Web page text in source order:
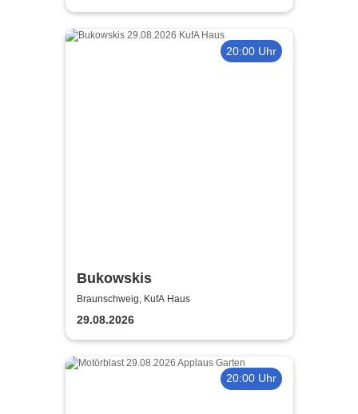
20:00 Uhr
Bukowskis
Braunschweig, KufA Haus
29.08.2026
20:00 Uhr